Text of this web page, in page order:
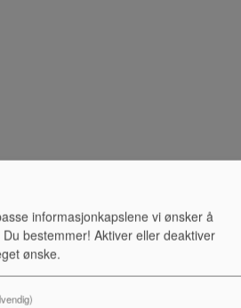
LP
informasjonkapslene vi ønsker å
bestemmer! Aktiver eller deaktiver
ønske.